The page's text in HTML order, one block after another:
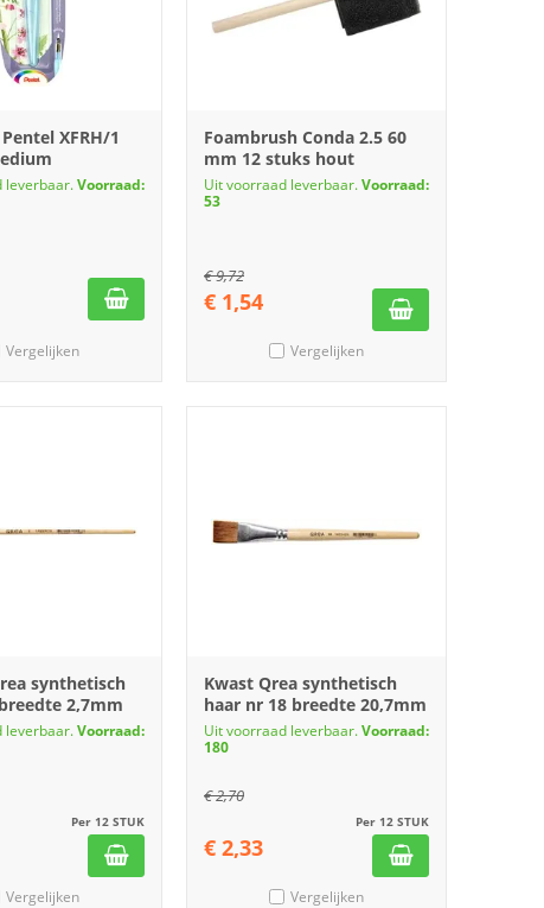
XFRH/1
leverbaar.Voorraad:
Vergelijken
Foambrush Conda 2.5 60
mm 12 stuks hout
Uit voorraad leverbaar.Voorraad:
53
€9,72
€ 1,54
Vergelijken
synthetisch
2,7mm
leverbaar.Voorraad:
Per 12 STUK
Vergelijken
Kwast Qrea synthetisch
haar nr 18 breedte 20,7mm
Uit voorraad leverbaar.Voorraad:
180
€2,70
Per 12 STUK
€ 2,33
Vergelijken